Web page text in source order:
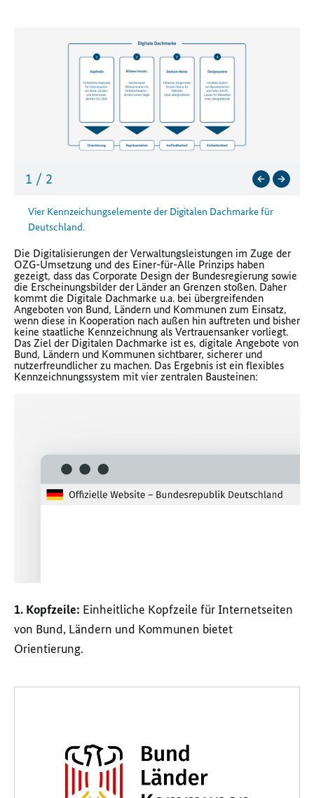
1 / 2
Vier Kennzeichungselemente der Digitalen Dachmarke für
Deutschland.
Die Digitalisierungen der Verwaltungsleistungen im Zuge der
OZG-Umsetzung und des Einer-für-Alle Prinzips haben
gezeigt, dass das Corporate Design der Bundesregierung sowie
die Erscheinungsbilder der Länder an Grenzen stoßen. Daher
kommt die Digitale Dachmarke u.a. bei übergreifenden
Angeboten von Bund, Ländern und Kommunen zum Einsatz,
wenn diese in Kooperation nach außen hin auftreten und bisher
keine staatliche Kennzeichnung als Vertrauensanker vorliegt.
Das Ziel der Digitalen Dachmarke ist es, digitale Angebote von
Bund, Ländern und Kommunen sichtbarer, sicherer und
nutzerfreundlicher zu machen. Das Ergebnis ist ein flexibles
Kennzeichnungssystem mit vier zentralen Bausteinen:
1. Kopfzeile: Einheitliche Kopfzeile für Internetseiten
von Bund, Ländern und Kommunen bietet
Orientierung.